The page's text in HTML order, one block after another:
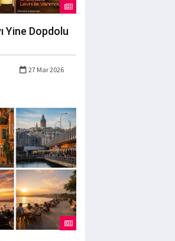
Yine Dopdolu
27 Mar 2026